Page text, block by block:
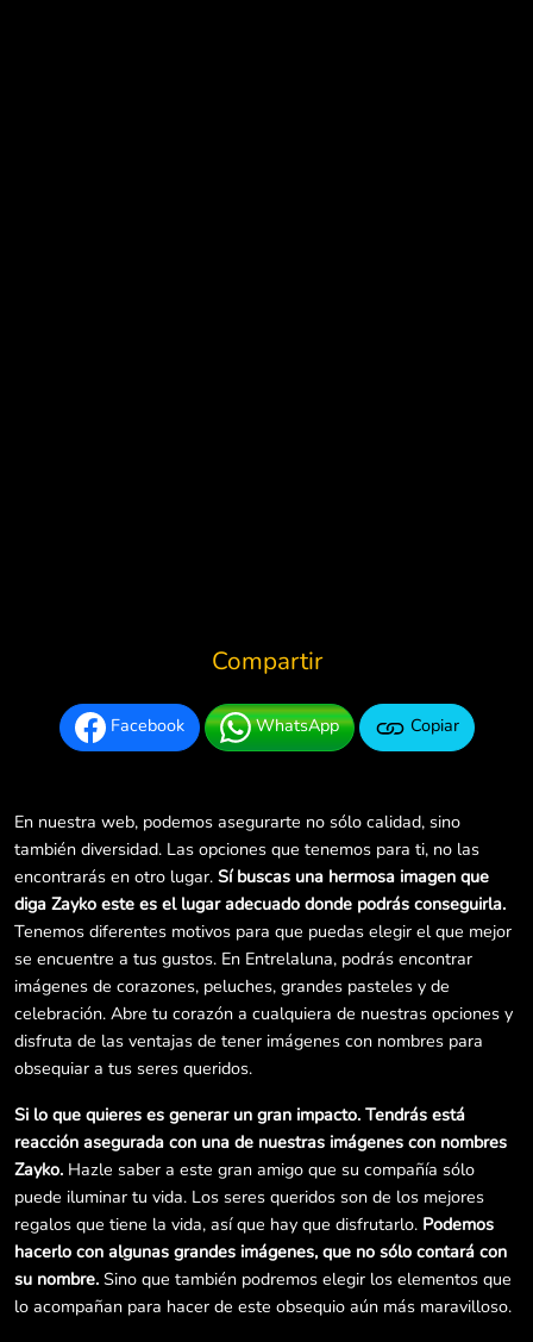
Compartir
Facebook WhatsApp Copiar
En nuestra web, podemos asegurarte no sólo calidad, sino
también diversidad. Las opciones que tenemos para ti, no las
encontrarás en otro lugar. Sí buscas una hermosa imagen que
diga Zayko este es el lugar adecuado donde podrás conseguirla.
Tenemos diferentes motivos para que puedas elegir el que mejor
se encuentre a tus gustos. En Entrelaluna, podrás encontrar
imágenes de corazones, peluches, grandes pasteles y de
celebración. Abre tu corazón a cualquiera de nuestras opciones y
disfruta de las ventajas de tener imágenes con nombres para
obsequiar a tus seres queridos.
Si lo que quieres es generar un gran impacto. Tendrás está
reacción asegurada con una de nuestras imágenes con nombres
Zayko. Hazle saber a este gran amigo que su compañía sólo
puede iluminar tu vida. Los seres queridos son de los mejores
regalos que tiene la vida, así que hay que disfrutarlo. Podemos
hacerlo con algunas grandes imágenes, que no sólo contará con
su nombre. Sino que también podremos elegir los elementos que
lo acompañan para hacer de este obsequio aún más maravilloso.